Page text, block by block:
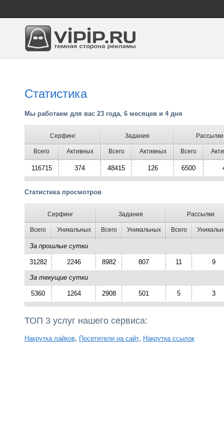
Статистика
Мы работаем для вас 23 года, 6 месяцев и 4 дня
Cерфинг Задания Рассылки
Всего Активных Всего Активных Всего
116715 374 48415 126 6500
Статистика просмотров
Серфинг Задания Рассылки
Всего Уникальных Всего Уникальных Всего
За прошлые сутки
31282 2246 8982 807 11 9
За текущие сутки
5360 1264 2908 501 5 3
ТОП 3 услуг нашего сервиса:
Накрутка лайков, Посетители на сайт, Накрутка ссылок